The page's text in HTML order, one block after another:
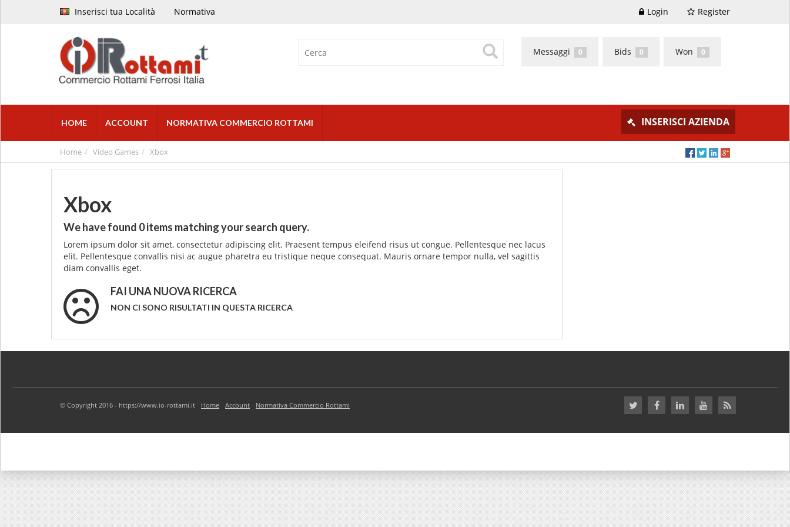
Login Register
Inserisci tua Località Normativa
Messaggi 0 Bids 0 Won 0
INSERISCI AZIENDA
HOME ACCOUNT NORMATIVA COMMERCIO ROTTAMI
Home Video Games Xbox
Xbox
We have found 0items matching your search query.
Lorem ipsum dolor sit amet, consectetur adipiscing elit. Praesent tempus eleifend risus ut congue. Pellentesque nec lacus
elit. Pellentesque convallis nisi ac augue pharetra eu tristique neque consequat. Mauris ornare tempor nulla, vel sagittis
diam convallis eget.
FAI UNA NUOVA RICERCA
NON CI SONO RISULTATI IN QUESTA RICERCA
© Copyright 2016 - https://www.io-rottami.it Home Account Normativa Commercio Rottami